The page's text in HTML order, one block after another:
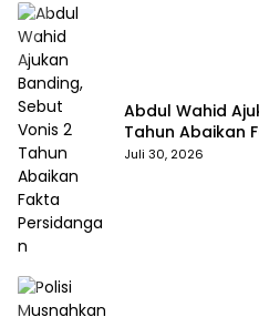
Abdul Wahid
Tahun Abaikan
Juli 30, 2026